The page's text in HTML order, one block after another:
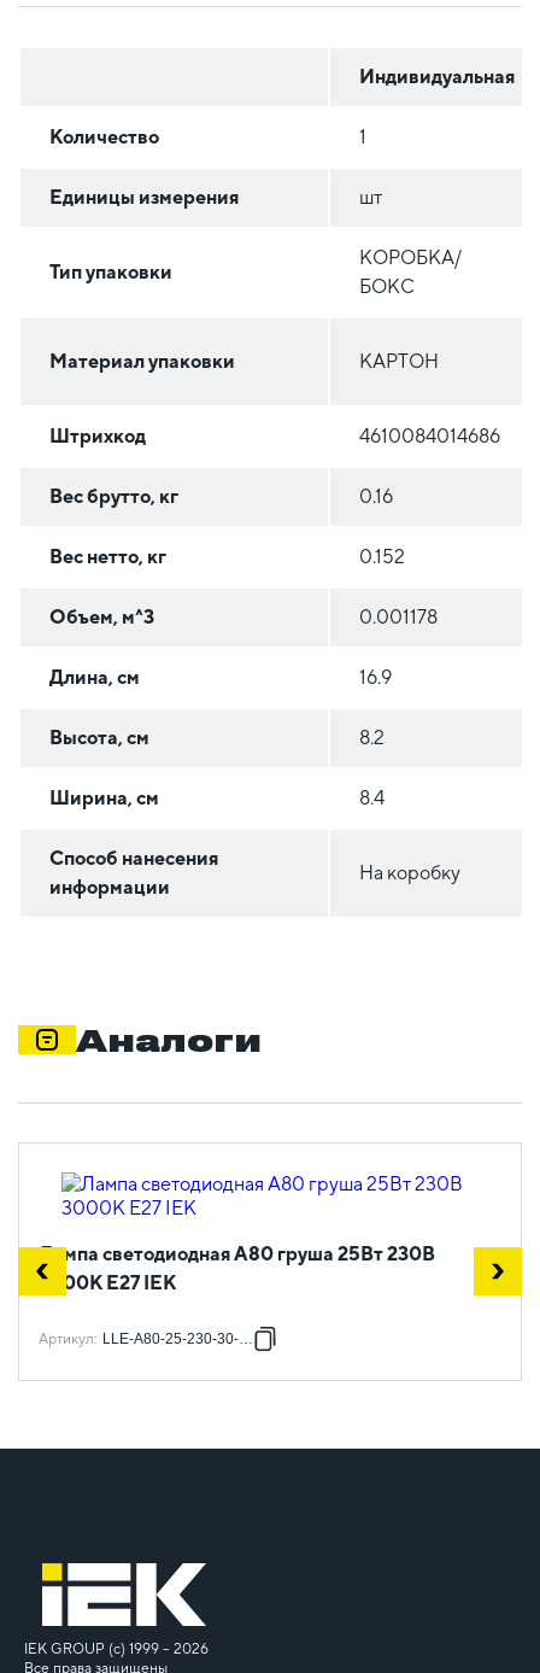
Индивидуальная
Количество 1
Единицы измерения шт
Тип упаковки
КОРОБКА/
БОКС
Материал упаковки КАРТОН
Штрихкод 4610084014686
Вес брутто, кг 0.16
Вес нетто, кг 0.152
Объем, м^3 0.001178
Длина, см 16.9
Высота, см 8.2
Ширина, см 8.4
Способ нанесения
информации
На коробку
Аналоги
Лампа светодиодная A80 груша 25Вт 230В
3000К E27 IEK
Артикул: LLE-A80-25-230-30-E27
IEK GROUP (c) 1999 – 2026
Все права защищены